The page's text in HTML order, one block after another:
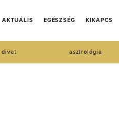
AKTUÁLIS EGÉSZSÉG KIKAPCS
divat asztrológia